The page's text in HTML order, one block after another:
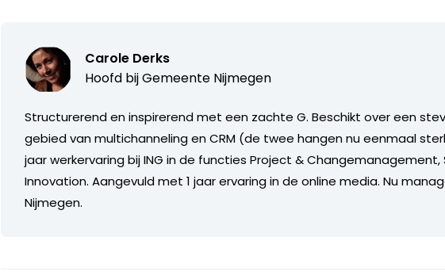
Carole Derks
Hoofd bijGemeente Nijmegen
Structurerend en inspirerend met een zachte G. Beschikt over een
gebied van multichanneling en CRM (de twee hangen nu eenmaal
jaar werkervaring bij ING in de functies Project & Changemanagement,
Innovation. Aangevuld met 1 jaar ervaring in de online media. Nu
Nijmegen.